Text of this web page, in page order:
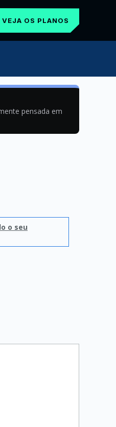
VEJA OS PLANOS
pensada em
o seu